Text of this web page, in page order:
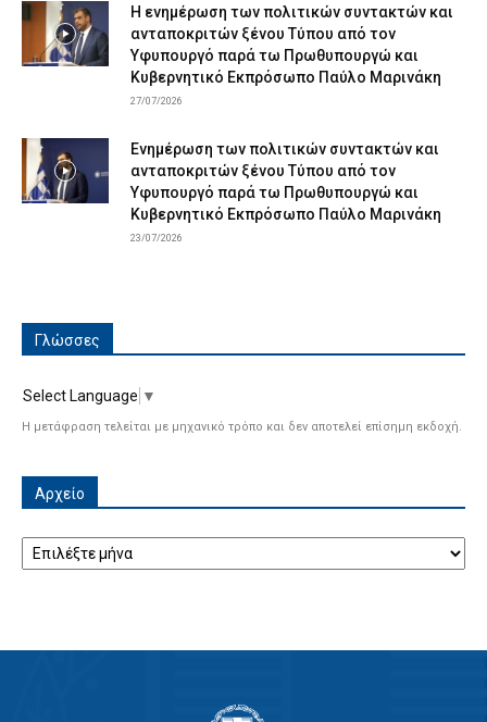
Η ενημέρωση των πολιτικών συντακτών και
ανταποκριτών ξένου Τύπου από τον
Υφυπουργό παρά τω Πρωθυπουργώ και
Κυβερνητικό Εκπρόσωπο Παύλο Μαρινάκη
27/07/2026
Ενημέρωση των πολιτικών συντακτών και
ανταποκριτών ξένου Τύπου από τον
Υφυπουργό παρά τω Πρωθυπουργώ και
Κυβερνητικό Εκπρόσωπο Παύλο Μαρινάκη
23/07/2026
Γλώσσες
Select Language ▼
Η μετάφραση τελείται με μηχανικό τρόπο και δεν αποτελεί επίσημη εκδοχή.
Αρχείο
Αρχείο